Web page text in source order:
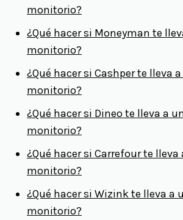
monitorio?
¿Qué hacer si Moneyman te
monitorio?
¿Qué hacer si Cashper te lleva
monitorio?
¿Qué hacer si Dineo te lleva a
monitorio?
¿Qué hacer si Carrefour te
monitorio?
¿Qué hacer si Wizink te lleva a
monitorio?